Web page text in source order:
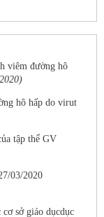
viêm đường hô
hô hấp do virut
tập thể GV
03/2020
sở giáo dụcdục